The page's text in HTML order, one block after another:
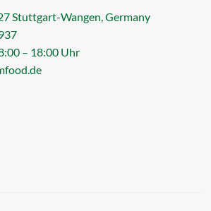
Stuttgart-Wangen, Germany
– 18:00 Uhr